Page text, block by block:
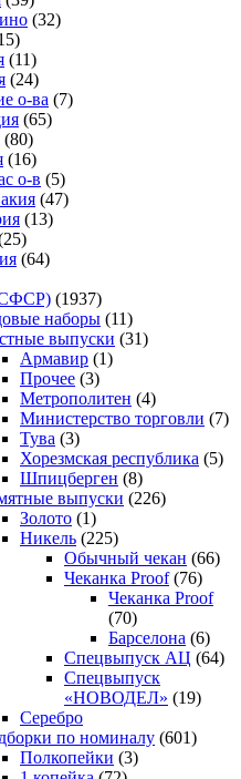
(32)
(11)
(24)
о-ва (7)
(65)
(80)
(16)
о-в (5)
(47)
(13)
(64)
(1937)
наборы (11)
выпуски (31)
Армавир (1)
Прочее (3)
Метрополитен (4)
Министерство торговли (7)
Тува (3)
Хорезмская республика (5)
Шпицберген (8)
выпуски (226)
Золото (1)
Никель (225)
Обычный чекан (66)
Чеканка Proof(76)
Чеканка Proof
(70)
Барселона (6)
Спецвыпуск АЦ (64)
Спецвыпуск
«НОВОДЕЛ» (19)
Серебро
по номиналу (601)
Полкопейки (3)